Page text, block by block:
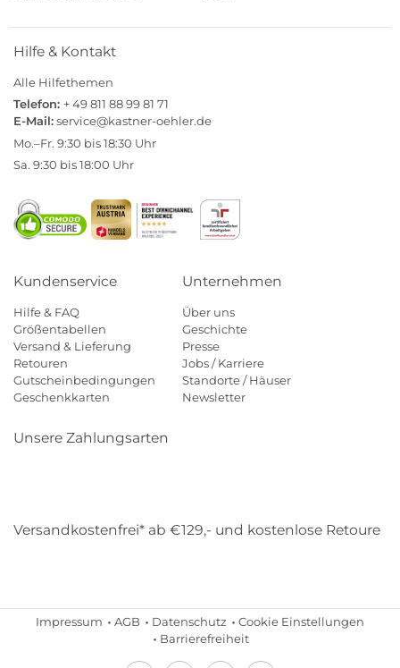
Hilfe & Kontakt
Alle Hilfethemen
Telefon: + 49 811 88 99 81 71
E-Mail:service@kastner-oehler.de
Mo.–Fr. 9:30 bis 18:30 Uhr
Sa. 9:30 bis 18:00 Uhr
Kundenservice
Hilfe & FAQ
Größentabellen
Versand & Lieferung
Retouren
Gutscheinbedingungen
Geschenkkarten
Unternehmen
Über uns
Geschichte
Presse
Jobs / Karriere
Standorte / Häuser
Newsletter
Unsere Zahlungsarten
Versandkostenfrei* ab €129,- und kostenlose Retoure
Impressum AGB Datenschutz
Cookie Einstellungen
Barrierefreiheit